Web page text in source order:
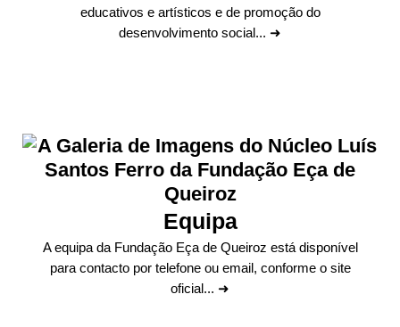
educativos e artísticos e de promoção do
desenvolvimento social... ➜
Equipa
A equipa da Fundação Eça de Queiroz está disponível
para contacto por telefone ou email, conforme o site
oficial... ➜